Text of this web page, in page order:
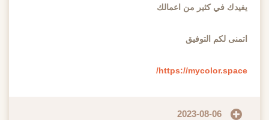
يفيدك في كثير من اعمالك
اتمنى لكم التوفيق
https://mycolor.space/
2023-08-06